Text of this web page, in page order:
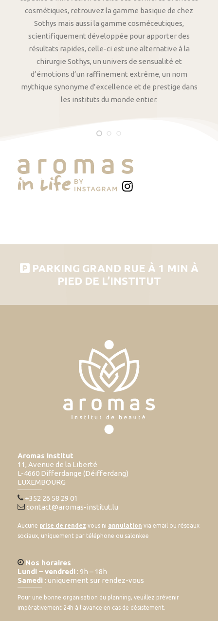
cosmétiques, retrouvez la gamme basique de chez
Sothys mais aussi la gamme cosméceutiques,
scientifiquement développée pour apporter des
résultats rapides, celle-ci est une alternative à la
chirurgie Sothys, un univers de sensualité et
d’émotions d’un raffinement extrême, un nom
mythique synonyme d’excellence et de prestige dans
les instituts du monde entier.
PARKING GRAND RUE À 1 MIN À
PIED DE L’INSTITUT
Aromas Institut
11, Avenue de la Liberté
L-4660 Differdange (Déifferdang)
LUXEMBOURG
+352 26 58 29 01
contact@aromas-institut.lu
Aucune prise de rendez vous ni annulation via email ou réseaux
sociaux, uniquement par téléphone ou salonkee
Nos horaires
Lundi – vendredi : 9h – 18h
Samedi : uniquement sur rendez-vous
Pour une bonne organisation du planning, veuillez prévenir
impérativement 24h à l’avance en cas de désistement.